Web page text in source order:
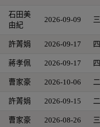
石田美
由紀
2026-09-09 三
許菁娟 2026-09-17 四
蔣孝佩 2026-09-17 四
曹家豪 2026-10-06 二
許菁娟 2026-09-15 二
曹家豪 2026-08-26 三